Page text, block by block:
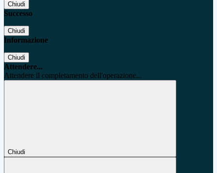
Chiudi
Successo
Chiudi
Informazione
Chiudi
Attendere...
Attendere il completamento dell'operazione...
Chiudi